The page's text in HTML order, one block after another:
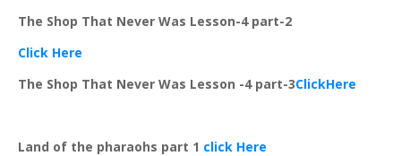
The Shop That Never Was Lesson-4 part-2
Click Here
The Shop That Never Was Lesson -4 part-3ClickHere
Land of the pharaohs part 1 click Here